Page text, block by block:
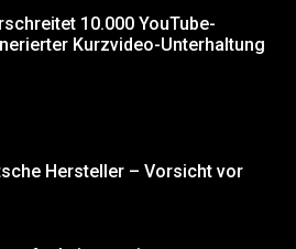
10.000 YouTube-
Kurzvideo-Unterhaltung
Hersteller – Vorsicht vor